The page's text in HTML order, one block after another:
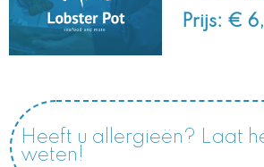
Prijs: €
Heeft u allergieën? Laat
weten!